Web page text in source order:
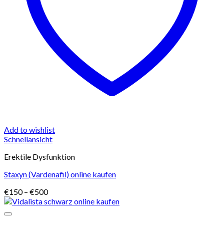
Add to wishlist
Schnellansicht
Erektile Dysfunktion
Staxyn (Vardenafil) online kaufen
€150 – €500Preisspanne:
€150